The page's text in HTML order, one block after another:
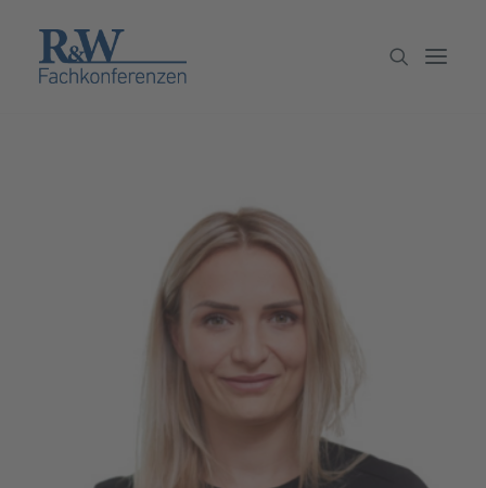
Partner werden
Newsletter